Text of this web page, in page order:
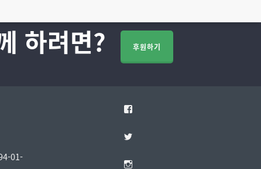
하려면? 후원하기
01-